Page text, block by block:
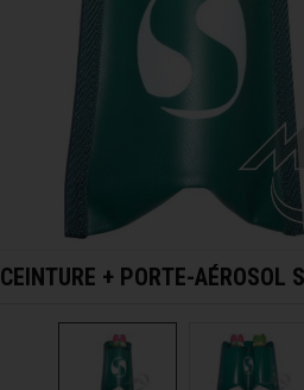
CEINTURE + PORTE-AÉROSOL